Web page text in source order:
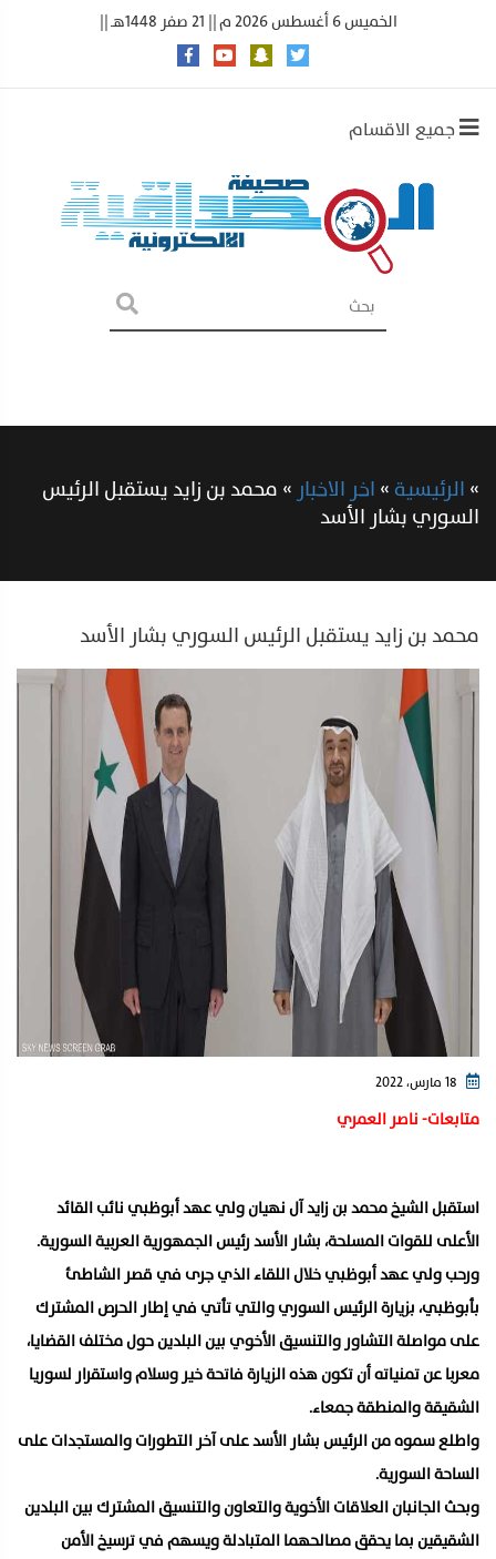
الخميس 6 أغسطس 2026 م || 21 صفر 1448هـ ||
جميع الاقسام
»الرئيسية»اخر الاخبار »محمد بن زايد يستقبل الرئيس
السوري بشار الأسد
محمد بن زايد يستقبل الرئيس السوري بشار الأسد
متابعات- ناصر العمري
استقبل الشيخ محمد بن زايد آل نهيان ولي عهد أبوظبي نائب القائد
الأعلى للقوات المسلحة، بشار الأسد رئيس الجمهورية العربية السورية.
ورحب ولي عهد أبوظبي خلال اللقاء الذي جرى في قصر الشاطئ
بأبوظبي، بزيارة الرئيس السوري والتي تأتي في إطار الحرص المشترك
على مواصلة التشاور والتنسيق الأخوي بين البلدين حول مختلف القضايا،
معربا عن تمنياته أن تكون هذه الزيارة فاتحة خير وسلام واستقرار لسوريا
الشقيقة والمنطقة جمعاء.
واطلع سموه من الرئيس بشار الأسد على آخر التطورات والمستجدات على
الساحة السورية.
وبحث الجانبان العلاقات الأخوية والتعاون والتنسيق المشترك بين البلدين
الشقيقين بما يحقق مصالحهما المتبادلة ويسهم في ترسيخ الأمن